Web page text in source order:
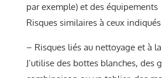
par exemple) et des équipements
Risques similaires à ceux indiqués
– Risques liés au nettoyage et à
J’utilise des bottes blanches, des